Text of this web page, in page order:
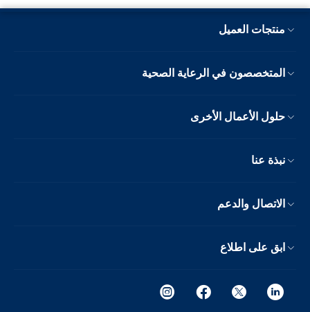
منتجات العميل
المتخصصون في الرعاية الصحية
حلول الأعمال الأخرى
نبذة عنا
الاتصال والدعم
ابق على اطلاع